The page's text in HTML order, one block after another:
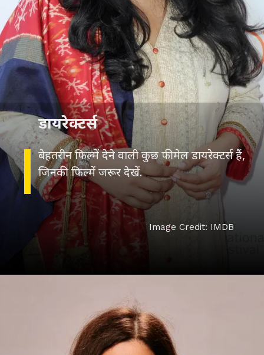
बेहतरीन फिल्में देने वाली कुछ फीमेल डायरेक्टर्स हैं,
जिनकी फिल्में जरूर देखें.
डायरेक्टर्स
Image Credit: IMDB